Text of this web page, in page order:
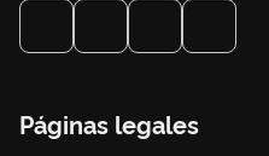
Páginas legales